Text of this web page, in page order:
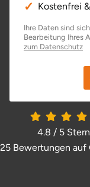
Kostenfrei
Ihre Daten sind
Bearbeitung Ihres
zum Datenschutz
4.8 / 5
25 Bewertungen auf